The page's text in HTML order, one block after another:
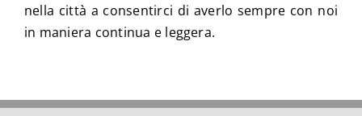
nella città a consentirci di averlo sempre con noi
in maniera continua e leggera.